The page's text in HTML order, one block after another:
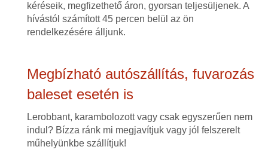
kéréseik, megfizethető áron, gyorsan teljesüljenek. A
hívástól számított 45 percen belül az ön
rendelkezésére álljunk.
Megbízható autószállítás, fuvarozás
baleset esetén is
Lerobbant, karambolozott vagy csak egyszerűen nem
indul? Bízza ránk mi megjavítjuk vagy jól felszerelt
műhelyünkbe szállítjuk!